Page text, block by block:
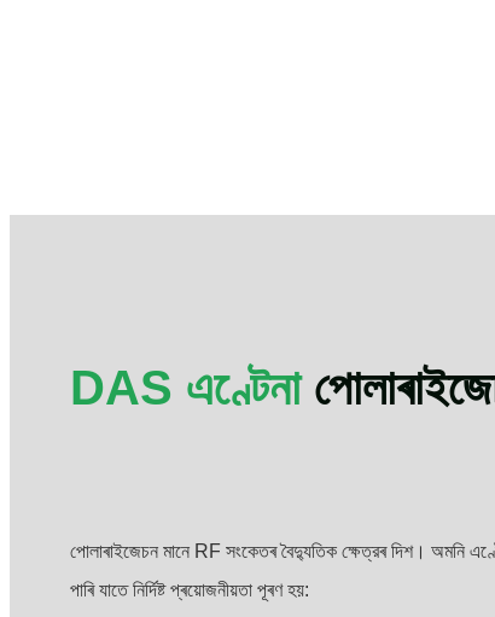
DAS এণ্টেনা
পোলাৰাইজেচন মানে RF সংকেতৰ বৈদ্যুতিক ক্ষেত্রৰ দিশ। অমনি
পাৰি যাতে নিৰ্দিষ্ট প্ৰয়োজনীয়তা পূৰণ হয়: